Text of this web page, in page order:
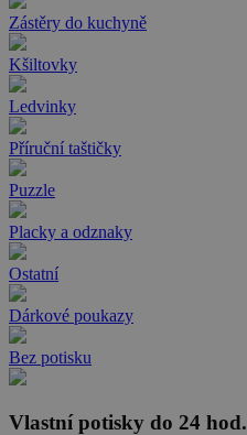
Zástěry do kuchyně
Kšiltovky
Ledvinky
Příruční taštičky
Puzzle
Placky a odznaky
Ostatní
Dárkové poukazy
Bez potisku
Vlastní potisky do 24 hod.